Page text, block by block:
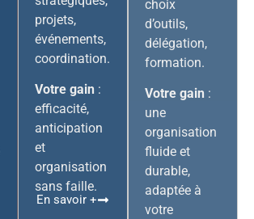
projets,
événements,
coordination.
Votre gain :
efficacité,
anticipation
et
organisation
sans faille.
En savoir +
choix
d’outils,
délégation,
formation.
Votre gain :
une
organisation
fluide et
durable,
adaptée à
votre